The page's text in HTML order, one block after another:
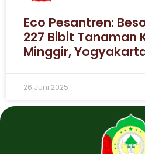
Eco Pesantren:
227 Bibit Tanaman
Minggir,
26 Juni 2025